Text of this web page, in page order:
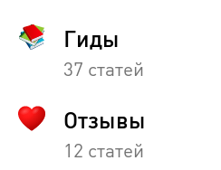
Гиды
37 статей
Отзывы
12 статей